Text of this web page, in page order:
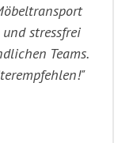
stressfrei
Teams.